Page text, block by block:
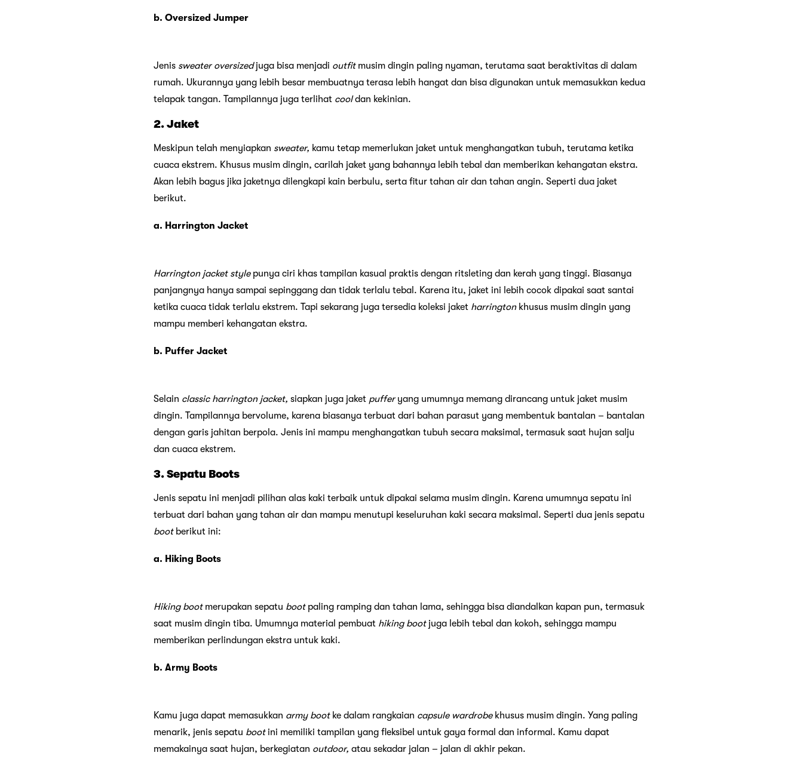
b. Oversized Jumper
Jenis sweater oversizedjuga bisa menjadi outfit musim dingin paling nyaman, terutama saat beraktivitas di dalam
rumah. Ukurannya yang lebih besar membuatnya terasa lebih hangat dan bisa digunakan untuk memasukkan kedua
telapak tangan. Tampilannya juga terlihat cooldan kekinian.
2. Jaket
Meskipun telah menyiapkan sweater, kamu tetap memerlukan jaket untuk menghangatkan tubuh, terutama ketika
cuaca ekstrem. Khusus musim dingin, carilah jaket yang bahannya lebih tebal dan memberikan kehangatan ekstra.
Akan lebih bagus jika jaketnya dilengkapi kain berbulu, serta fitur tahan air dan tahan angin. Seperti dua jaket
berikut.
a. Harrington Jacket
Harrington jacket style punya ciri khas tampilan kasual praktis dengan ritsleting dan kerah yang tinggi. Biasanya
panjangnya hanya sampai sepinggang dan tidak terlalu tebal. Karena itu, jaket ini lebih cocok dipakai saat santai
ketika cuaca tidak terlalu ekstrem. Tapi sekarang juga tersedia koleksi jaket harrington khusus musim dingin yang
mampu memberi kehangatan ekstra.
b. Puffer Jacket
Selain classic harrington jacket, siapkan juga jaket pufferyang umumnya memang dirancang untuk jaket musim
dingin. Tampilannya bervolume, karena biasanya terbuat dari bahan parasut yang membentuk bantalan – bantalan
dengan garis jahitan berpola. Jenis ini mampu menghangatkan tubuh secara maksimal, termasuk saat hujan salju
dan cuaca ekstrem.
3. Sepatu Boots
Jenis sepatu ini menjadi pilihan alas kaki terbaik untuk dipakai selama musim dingin. Karena umumnya sepatu ini
terbuat dari bahan yang tahan air dan mampu menutupi keseluruhan kaki secara maksimal. Seperti dua jenis sepatu
boot berikut ini:
a. Hiking Boots
Hiking bootmerupakan sepatu bootpaling ramping dan tahan lama, sehingga bisa diandalkan kapan pun, termasuk
saat musim dingin tiba. Umumnya material pembuat hiking boot juga lebih tebal dan kokoh, sehingga mampu
memberikan perlindungan ekstra untuk kaki.
b. Army Boots
Kamu juga dapat memasukkan army boot ke dalam rangkaian capsule wardrobe khusus musim dingin. Yang paling
menarik, jenis sepatu bootini memiliki tampilan yang fleksibel untuk gaya formal dan informal. Kamu dapat
memakainya saat hujan, berkegiatan outdoor, atau sekadar jalan – jalan di akhir pekan.